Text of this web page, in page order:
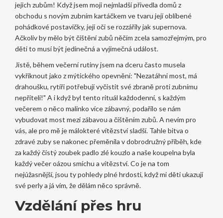
jejich zubům! Když jsem moji nejmladší přivedla domů z
obchodu s novým zubním kartáčkem ve tvaru její oblíbené
pohádkové postavičky, její oči se rozzářily jak supernova.
Ačkoliv by mělo být čištění zubů něčím zcela samozřejmým, pro
děti to musí být jedinečná a vyjímečná událost.
Jistě, během večerní rutiny jsem na dceru často musela
vykřiknout jako z mýtického opevnění: "Nezatáhni most, má
drahoušku, rytíři potřebují vyčistit své zbraně proti zubnímu
nepříteli!" A i když byl tento rituál každodenní, s každým
večerem o něco malinko více zábavný, podařilo se nám
vybudovat most mezi zábavou a čištěním zubů. A nevím pro
vás, ale pro mě je málokteré vítězství sladší. Tahle bitva o
zdravé zuby se nakonec přeměnila v dobrodružný příběh, kde
za každý čistý zoubek padlo zlé kouzlo a naše koupelna byla
každý večer oázou smíchu a vítězství. Co je na tom
nejúžasnější, jsou ty pohledy plné hrdosti, když mi děti ukazují
své perly a já vím, že dělám něco správně.
Vzdělání přes hru